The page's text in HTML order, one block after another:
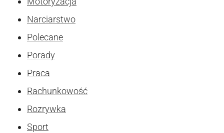
Narciarstwo
Polecane
Porady
Praca
Rachunkowość
Rozrywka
Sport